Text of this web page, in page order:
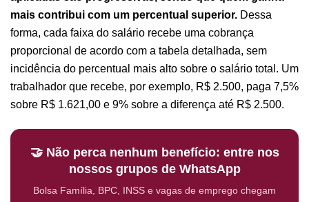
mais contribui com um percentual superior. Dessa
forma, cada faixa do salário recebe uma cobrança
proporcional de acordo com a tabela detalhada, sem
incidência do percentual mais alto sobre o salário total. Um
trabalhador que recebe, por exemplo, R$ 2.500, paga 7,5%
sobre R$ 1.621,00 e 9% sobre a diferença até R$ 2.500.
🤝 Não perca nenhum benefício: entre nos
nossos grupos de WhatsApp
Bolsa Família, BPC, INSS e vagas de emprego chegam